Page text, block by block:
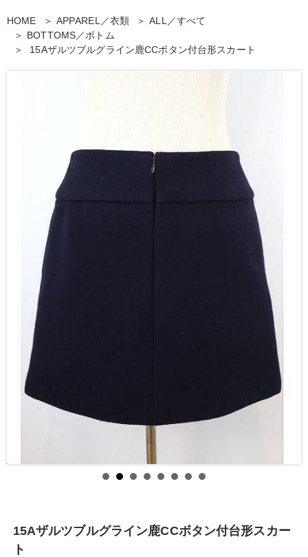
HOME APPAREL／衣類
ALL／すべて
BOTTOMS／ボトム
15Aザルツブルグライン鹿CCボタン付台形スカート
15Aザルツブルグライン鹿CCボタン付台形スカー
ト